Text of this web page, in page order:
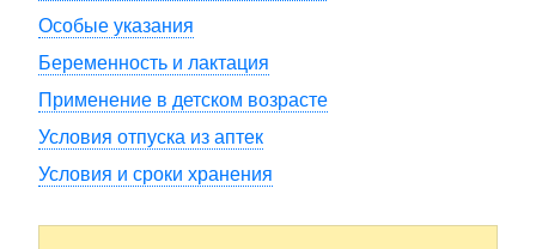
Особые указания
Беременность и лактация
Применение в детском возрасте
Условия отпуска из аптек
Условия и сроки хранения